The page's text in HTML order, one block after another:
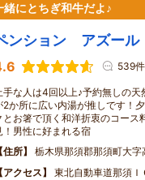
にとちぎ和牛だよ♪
ンション アズール
539件
手な人は4回以上♪予約無しの
2か所に広い内湯が推しです！
とお箸で頂く和洋折衷のコース
！男性に好まれる宿
住所
栃木県那須郡那須町大
アクセス
東北自動車道那須